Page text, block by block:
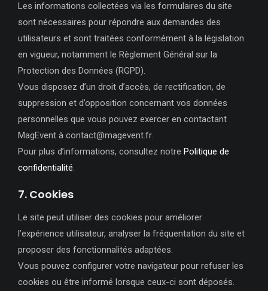
Les informations collectées via les formulaires du site
sont nécessaires pour répondre aux demandes des
utilisateurs et sont traitées conformément à la législation
en vigueur, notamment le Règlement Général sur la
Protection des Données (RGPD).
Vous disposez d’un droit d’accès, de rectification, de
suppression et d’opposition concernant vos données
personnelles que vous pouvez exercer en contactant
MagEvent à contact@magevent.fr.
Pour plus d’informations, consultez notre Politique de
confidentialité.
7. Cookies
Le site peut utiliser des cookies pour améliorer
l’expérience utilisateur, analyser la fréquentation du site et
proposer des fonctionnalités adaptées.
Vous pouvez configurer votre navigateur pour refuser les
cookies ou être informé lorsque ceux-ci sont déposés.